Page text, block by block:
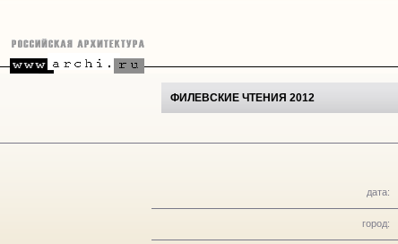
ФИЛЕВСКИЕ ЧТЕНИЯ 2012
дата:
город: